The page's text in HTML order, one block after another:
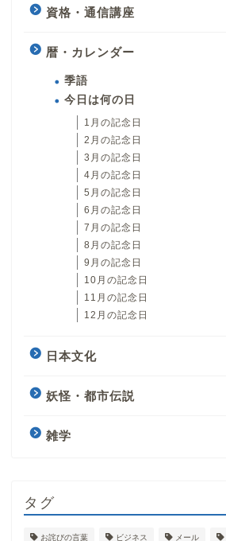
資格・通信講座
暦・カレンダー
季語
今日は何の日
1月の記念日
2月の記念日
3月の記念日
4月の記念日
5月の記念日
6月の記念日
7月の記念日
8月の記念日
9月の記念日
10月の記念日
11月の記念日
12月の記念日
日本文化
妖怪・都市伝説
雑学
タグ
お詫びの言葉 ビジネス メール